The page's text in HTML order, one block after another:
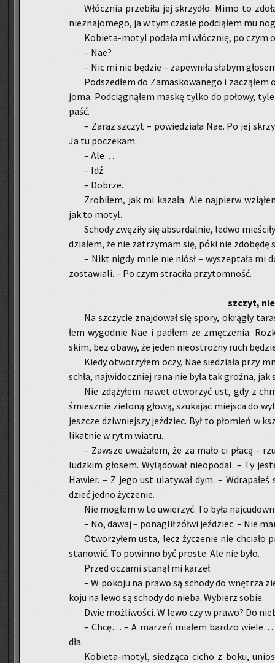
Włócz­nia prze­bi­ła jej skrzy­dło. Mimo to
nie­zna­jo­me­go, ja w tym cza­sie pod­cią­łem mu
Ko­bie­ta-mo­tyl po­da­ła mi włócz­nię, po czym
– Nae?
– Nic mi nie bę­dzie – za­pew­ni­ła sła­bym
Pod­sze­dłem do Za­ma­sko­wa­ne­go i za­czą­łem
jo­ma. Pod­cią­gną­łem maskę tylko do po­ło­wy,
paść.
– Zaraz szczyt – po­wie­dzia­ła Nae. Po jej
Ja tu po­cze­kam.
– Ale…
– Idź.
– Do­brze.
Zro­bi­łem, jak mi ka­za­ła. Ale naj­pierw
jak to motyl.
Scho­dy zwę­zi­ły się ab­sur­dal­nie, ledwo
dzia­łem, że nie za­trzy­mam się, póki nie zdo­bę­dę
– Nikt nigdy mnie nie niósł – wy­szep­ta­ła mi
zo­sta­wia­li. – Po czym stra­ci­ła przy­tom­ność.
szczyt,
Na szczy­cie znaj­do­wał się spory, okrą­gły
łem wy­god­nie Nae i pa­dłem ze zmę­cze­nia.
skim, bez obawy, że jeden nie­ostroż­ny ruch
Kiedy otwo­rzy­łem oczy, Nae sie­dzia­ła przy
schła, naj­wi­docz­niej rana nie była tak groź­na, jak
Nie zdą­ży­łem nawet otwo­rzyć ust, gdy z
śmiesz­nie zie­lo­ną głową, szu­ka­jąc miej­sca do
jesz­cze dziw­niej­szy jeź­dziec. Był to pło­mień w
li­kat­nie w rytm wia­tru.
– Za­wsze uwa­ża­łem, że za mało ci płacą –
ludz­kim gło­sem. Wy­lą­do­wał nie­opo­dal. – Ty
Ha­wier. – Z jego ust ula­ty­wał dym. –
dzieć jedno ży­cze­nie.
Nie mo­głem w to uwie­rzyć. To była
– No, dawaj – po­na­glił żółwi jeź­dziec. – Nie
Otwo­rzy­łem usta, lecz ży­cze­nie nie chcia­ło
sta­no­wić. To po­win­no być pro­ste. Ale nie było.
Przed ocza­mi sta­nął mi ka­rzeł.
– W po­ko­ju na prawo są scho­dy do wnę­trza
ko­ju na lewo są scho­dy do nieba. Wy­bierz sobie.
Dwie moż­li­wo­ści. W lewo czy w prawo? Do
– Chcę… – A ma­rzeń mia­łem bar­dzo wiele…
dła.
Ko­bie­ta-mo­tyl, sie­dzą­ca cicho z boku,